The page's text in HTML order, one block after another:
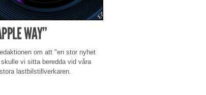
WAY”
om att "en stor nyhet
vi sitta beredda vid våra
lastbilstillverkaren.